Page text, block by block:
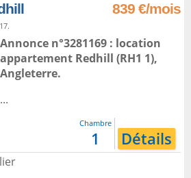
839 €/mois
Annonce n°3281169 : location
appartement Redhill (RH1 1),
Angleterre.
...
Chambre
1 Détails